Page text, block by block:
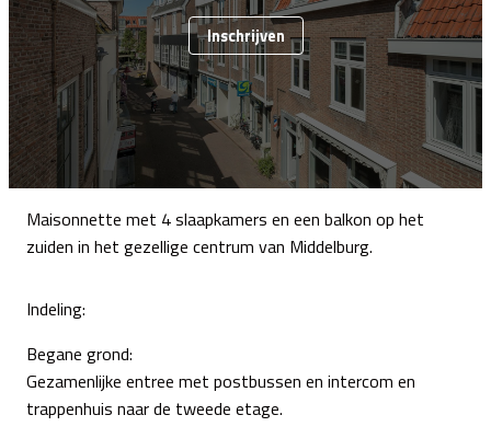
Inschrijven
Maisonnette met 4 slaapkamers en een balkon op het
zuiden in het gezellige centrum van Middelburg.
Indeling:
Begane grond:
Gezamenlijke entree met postbussen en intercom en
trappenhuis naar de tweede etage.